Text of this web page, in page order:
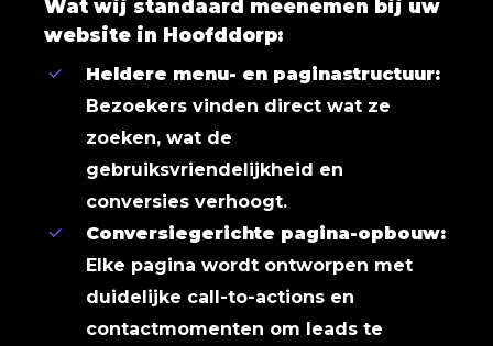
Wat wij standaard meenemen bij uw
website in Hoofddorp:
Heldere menu- en paginastructuur:
Bezoekers vinden direct wat ze
zoeken, wat de
gebruiksvriendelijkheid en
conversies verhoogt.
Conversiegerichte pagina-opbouw:
Elke pagina wordt ontworpen met
duidelijke call-to-actions en
contactmomenten om leads te